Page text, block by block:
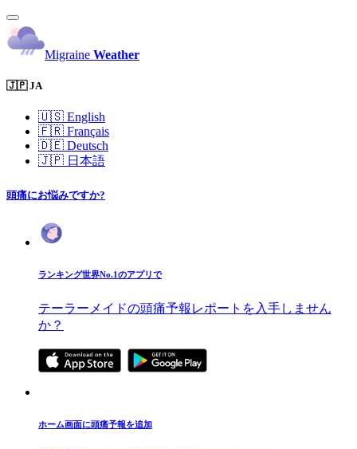
Migraine Weather
🇯🇵 JA
🇺🇸 English
🇫🇷 Français
🇩🇪 Deutsch
🇯🇵 日本語
頭痛にお悩みですか?
ランキング世界No.1のアプリで
テーラーメイドの頭痛予報レポートを入手しません
か？
ホーム画面に頭痛予報を追加